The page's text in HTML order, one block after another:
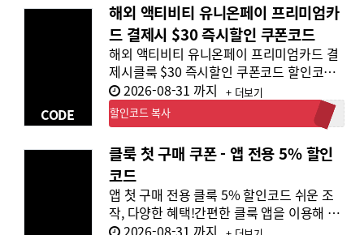
CODE
해외 액티비티 유니온페이 프리미엄카
드 결제시 $30 즉시할인 쿠폰코드
해외 액티비티 유니온페이 프리미엄카드 결
제시클룩 $30 즉시할인 쿠폰코드 할인코드 :
KLKUPIK2001 USD30 할인 (최소 이용 금
액 조건: USD100) 유니온페이 프리미엄카
드 고객 대상 ※ 단 기타 쿠폰 코드와 중복 사
용 불가.※ 클룩 ID당 쿠폰 1회 다운로드 가
능.※ 일부상품 제외, 선착순 마감
2026-08-31 까지
+ 더보기
할인코드 복사
2025UPIK_$30DC
클룩 첫 구매 쿠폰 - 앱 전용 5% 할인
코드
앱 첫 구매 전용 클룩 5% 할인코드 쉬운 조
작, 다양한 혜택!간편한 클룩 앱을 이용해 보
세요. klook App에서 첫 구매 시쿠폰 코드2026-08-31 까지